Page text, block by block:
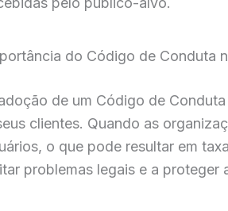
do Código de Conduta
de um Código de
clientes. Quando as
o que pode resultar em
problemas legais e a proteger